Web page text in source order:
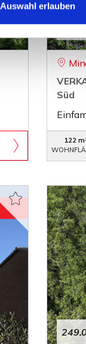
Auswahl erlauben
Süd
122